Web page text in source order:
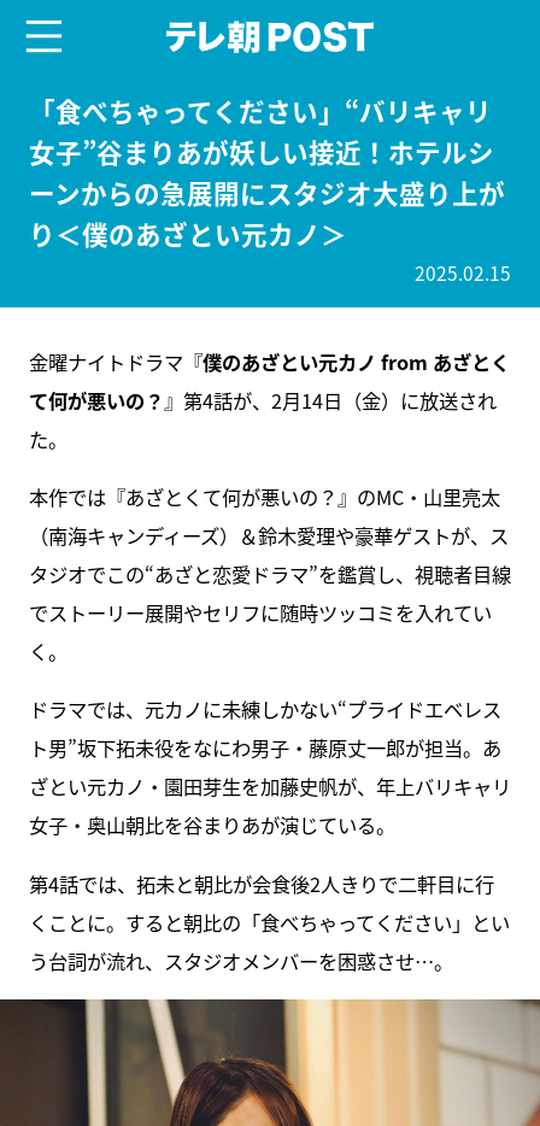
「食べちゃってください」“バリキャリ
女子”谷まりあが妖しい接近！ホテルシ
ーンからの急展開にスタジオ大盛り上が
り＜僕のあざとい元カノ＞
2025.02.15
金曜ナイトドラマ『僕のあざとい元カノ from あざとく
て何が悪いの？ 』第4話が、2月14日（金）に放送され
た。
本作では『あざとくて何が悪いの？』のMC・山里亮太
（南海キャンディーズ）＆鈴木愛理や豪華ゲストが、ス
タジオでこの“あざと恋愛ドラマ”を鑑賞し、視聴者目線
でストーリー展開やセリフに随時ツッコミを入れてい
く。
ドラマでは、元カノに未練しかない“プライドエベレス
ト男”坂下拓未役をなにわ男子・藤原丈一郎が担当。あ
ざとい元カノ・園田芽生を加藤史帆が、年上バリキャリ
女子・奥山朝比を谷まりあが演じている。
第4話では、拓未と朝比が会食後2人きりで二軒目に行
くことに。すると朝比の「食べちゃってください」とい
う台詞が流れ、スタジオメンバーを困惑させ…。